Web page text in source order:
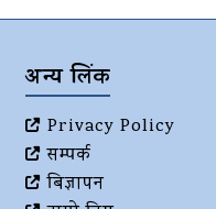
अन्य लिंक
Privacy Policy
सम्पर्क
बिज्ञापन